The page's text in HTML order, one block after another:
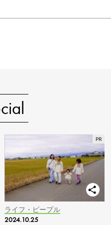
ライフ・ピープル
2024.10.25